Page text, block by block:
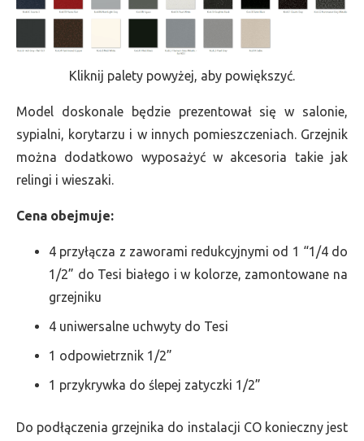
Kliknij palety powyżej, aby powiększyć.
Model doskonale będzie prezentował się w salonie,
sypialni, korytarzu i w innych pomieszczeniach. Grzejnik
można dodatkowo wyposażyć w akcesoria takie jak
relingi i wieszaki.
Cena obejmuje:
4 przyłącza z zaworami redukcyjnymi od 1 “1/4 do
1/2” do Tesi białego i w kolorze, zamontowane na
grzejniku
4 uniwersalne uchwyty do Tesi
1 odpowietrznik 1/2”
1 przykrywka do ślepej zatyczki 1/2”
Do podłączenia grzejnika do instalacji CO konieczny jest